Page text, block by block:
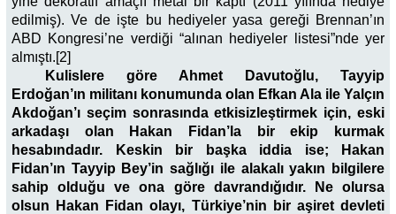
edilmiş). Ve de işte bu hediyeler yasa gereği Brennan’ın
ABD Kongresi’ne verdiği “alınan hediyeler listesi”nde yer
almıştı.[2]
Kulislere göre Ahmet Davutoğlu, Tayyip
Erdoğan’ın militanı konumunda olan Efkan Ala ile Yalçın
Akdoğan’ı seçim sonrasında etkisizleştirmek için, eski
arkadaşı olan Hakan Fidan’la bir ekip kurmak
hesabındadır. Keskin bir başka iddia ise; Hakan
Fidan’ın Tayyip Bey’in sağlığı ile alakalı yakın bilgilere
sahip olduğu ve ona göre davrandığıdır. Ne olursa
olsun Hakan Fidan olayı, Türkiye’nin bir aşiret devleti